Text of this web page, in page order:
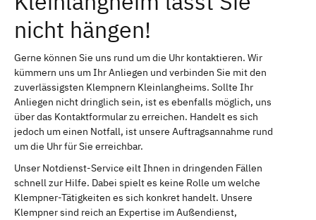
nicht hängen!
Gerne können Sie uns rund um die Uhr kontaktieren. Wir
kümmern uns um Ihr Anliegen und verbinden Sie mit den
zuverlässigsten Klempnern Kleinlangheims. Sollte Ihr
Anliegen nicht dringlich sein, ist es ebenfalls möglich, uns
über das Kontaktformular zu erreichen. Handelt es sich
jedoch um einen Notfall, ist unsere Auftragsannahme rund
um die Uhr für Sie erreichbar.
Unser Notdienst-Service eilt Ihnen in dringenden Fällen
schnell zur Hilfe. Dabei spielt es keine Rolle um welche
Klempner-Tätigkeiten es sich konkret handelt. Unsere
Klempner sind reich an Expertise im Außendienst,